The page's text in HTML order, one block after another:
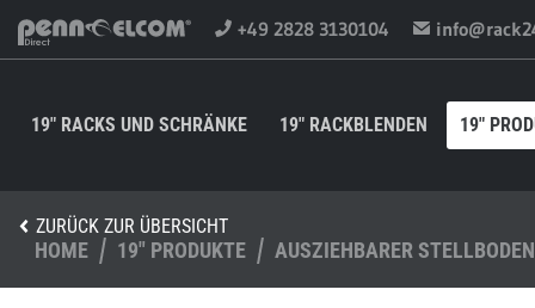
+49 2828 3130104
19" RACKS UND SCHRÄNKE 19" RACKBLENDEN 19"
ZURÜCK ZUR ÜBERSICHT
HOME 19" PRODUKTE AUSZIEHBARER STELLBODEN